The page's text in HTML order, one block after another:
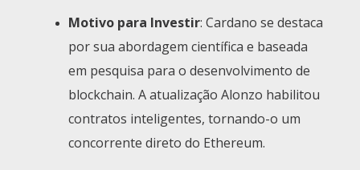
Motivo para Investir: Cardano se destaca
por sua abordagem científica e baseada
em pesquisa para o desenvolvimento de
blockchain. A atualização Alonzo habilitou
contratos inteligentes, tornando-o um
concorrente direto do Ethereum.